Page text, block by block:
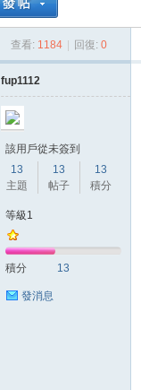
›
查看: 1184 回復: 0
fup1112
該用戶從未簽到
13
主題
13
帖子
13
積分
等級1
積分 13
發消息